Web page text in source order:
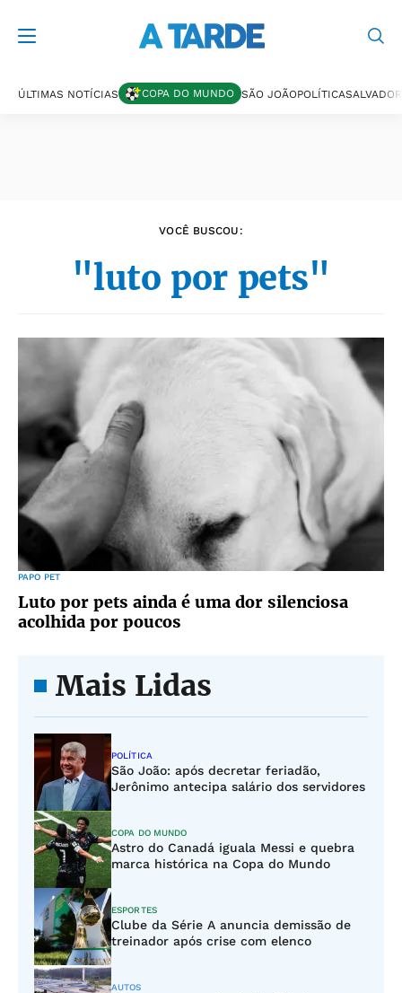
ÚLTIMAS NOTÍCIAS COPA DO MUNDO SÃO JOÃOPOLÍTICASALVADOR
VOCÊ BUSCOU:
"luto por pets"
PAPO PET
Luto por pets ainda é uma dor silenciosa
acolhida por poucos
Mais Lidas
POLÍTICA
São João: após decretar feriadão,
Jerônimo antecipa salário dos servidores
COPA DO MUNDO
Astro do Canadá iguala Messi e quebra
marca histórica na Copa do Mundo
ESPORTES
Clube da Série A anuncia demissão de
treinador após crise com elenco
AUTOS